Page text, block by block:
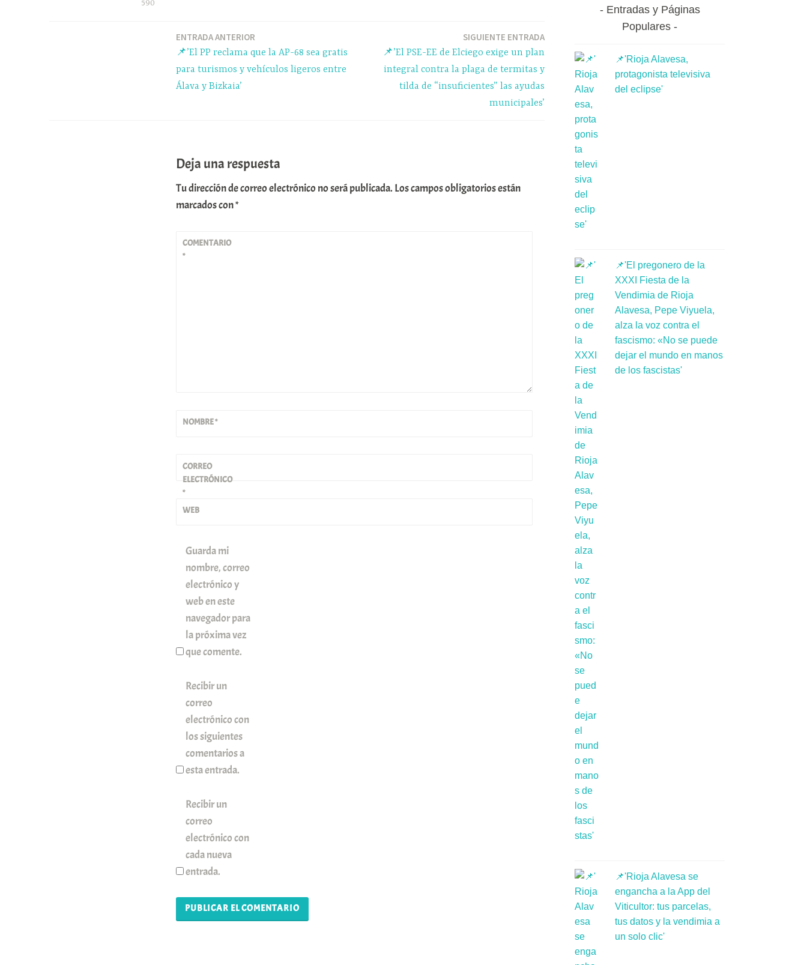
590
pp m
r
ENTRADA ANTERIOR
📌’El PP reclama que la AP-68 sea gratis
para turismos y vehículos ligeros entre
Álava y Bizkaia’
SIGUIENTE ENTRADA
📌’El PSE-EE de Elciego exige un plan
integral contra la plaga de termitas y
tilda de “insuficientes” las ayudas
municipales’
Deja una respuesta
Tu dirección de correo electrónico no será publicada. Los campos obligatorios están
marcados con*
COMENTARIO
*
NOMBRE*
CORREO
ELECTRÓNICO
*
WEB
Guarda mi
nombre, correo
electrónico y
web en este
navegador para
la próxima vez
que comente.
Recibir un
correo
electrónico con
los siguientes
comentarios a
esta entrada.
Recibir un
correo
electrónico con
cada nueva
entrada.
Entradas y Páginas
Populares
📌'Rioja Alavesa,
protagonista televisiva
del eclipse'
📌'El pregonero de la
XXXI Fiesta de la
Vendimia de Rioja
Alavesa, Pepe Viyuela,
alza la voz contra el
fascismo: «No se puede
dejar el mundo en manos
de los fascistas'
📌'Rioja Alavesa se
engancha a la App del
Viticultor: tus parcelas,
tus datos y la vendimia a
un solo clic'